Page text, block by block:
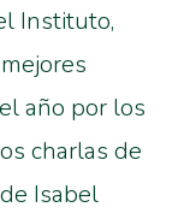
Instituto,
año por los
charlas de
Isabel